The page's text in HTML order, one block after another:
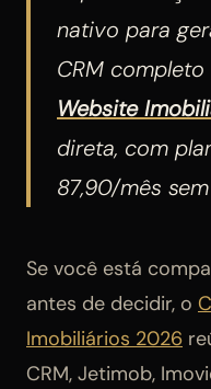
nativo para
CRM
Website
direta, com
87,90/mês
Se você está
antes de decidir, o
Imobiliários 2026
CRM, Jetimob,